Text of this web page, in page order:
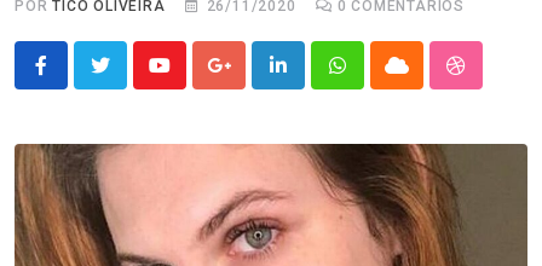
PORTICO OLIVEIRA 26/11/2020 0 COMENTÁRIOS
YoutubeGoogle+LinkedInWhatsappCloud